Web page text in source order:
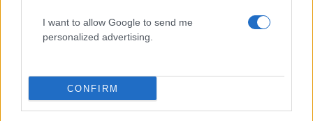
I want to allow Google to send me
personalized advertising.
CONFIRM
2000 /2000
Όροι Χρήσης. Το site προστατεύεται από reCAPTCHA, ισχύουν
Πολιτική Απορρήτου&Όροι Χρήσης